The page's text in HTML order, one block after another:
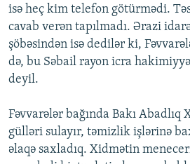
isə heç kim telefon götürmədi.
cavab verən tapılmadı. Ərazi
şöbəsindən isə dedilər ki,
də, bu Səbail rayon icra
deyil.
Fəvvarələr bağında Bakı Abadlıq
gülləri sulayır, təmizlik işlərinə
əlaqə saxladıq. Xidmətin